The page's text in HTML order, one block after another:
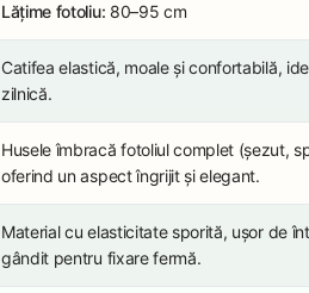
Lățime fotoliu: 80–95 cm
Catifea elastică, moale și confortabilă,
zilnică.
Husele îmbracă fotoliul complet (șezut,
oferind un aspect îngrijit și elegant.
Material cu elasticitate sporită, ușor de
gândit pentru fixare fermă.